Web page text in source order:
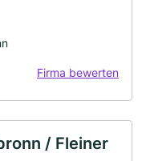
Firma bewerten
/ Fleiner